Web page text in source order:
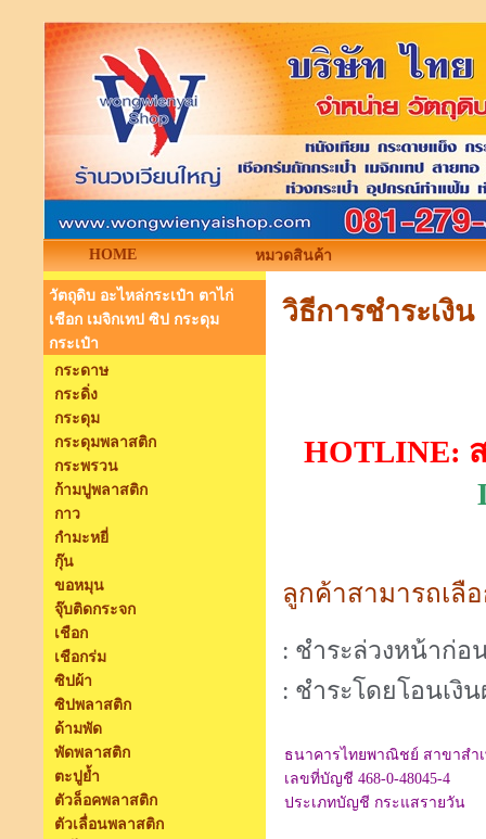
HOME หมวดสินค้า
วัตถุดิบ อะไหล่กระเป๋า ตาไก่
เชือก เมจิกเทป ซิป กระดุม
กระเป๋า
กระดาษ
กระดิ่ง
กระดุม
กระดุมพลาสติก
กระพรวน
ก้ามปูพลาสติก
กาว
กำมะหยี่
กุ๊น
ขอหมุน
จุ๊บติดกระจก
เชือก
เชือกร่ม
ซิปผ้า
ซิปพลาสติก
ด้ามพัด
พัดพลาสติก
ตะปูย้ำ
ตัวล็อคพลาสติก
ตัวเลื่อนพลาสติก
วิธีการชำระเงิน
HOTLINE:
ลูกค้าสามารถเลื
: ชำระล่วงหน้าก่อ
: ชำระโดยโอนเงิ
ธนาคารไทยพาณิชย์ สาขาสำ
เลขที่บัญชี 468-0-48045-4
ประเภทบัญชี กระแสรายวัน